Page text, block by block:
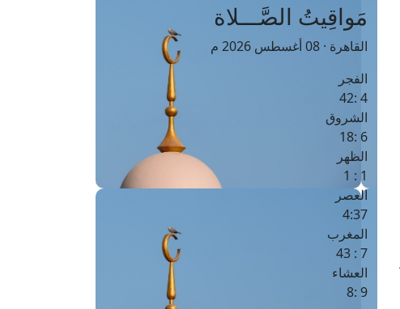
مَواقِيتُ الصَّـــلاة
القاهرة · 08 أغسطس 2026 م
الفجر
4 :42
الشروق
6 :18
الظهر
1 : 1
العصر
4:37
المغرب
7 : 43
العشاء
9 :8